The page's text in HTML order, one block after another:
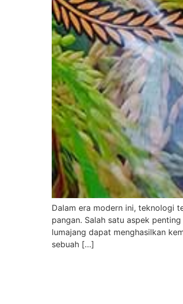
Dalam era modern ini, teknologi
pangan. Salah satu aspek
lumajang dapat menghasilkan
sebuah […]